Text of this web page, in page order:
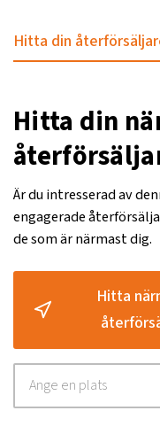
Hitta din
Hitta din
Är du intresserad av
engagerade
de som är närmast dig.
Hitta